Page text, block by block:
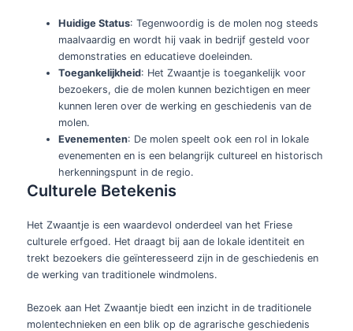
Huidige Status: Tegenwoordig is de molen nog steeds
maalvaardig en wordt hij vaak in bedrijf gesteld voor
demonstraties en educatieve doeleinden.
Toegankelijkheid: Het Zwaantje is toegankelijk voor
bezoekers, die de molen kunnen bezichtigen en meer
kunnen leren over de werking en geschiedenis van de
molen.
Evenementen: De molen speelt ook een rol in lokale
evenementen en is een belangrijk cultureel en historisch
herkenningspunt in de regio.
Culturele Betekenis
Het Zwaantje is een waardevol onderdeel van het Friese
culturele erfgoed. Het draagt bij aan de lokale identiteit en
trekt bezoekers die geïnteresseerd zijn in de geschiedenis en
de werking van traditionele windmolens.
Bezoek aan Het Zwaantje biedt een inzicht in de traditionele
molentechnieken en een blik op de agrarische geschiedenis